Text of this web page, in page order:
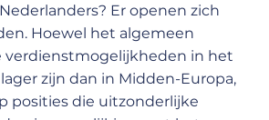
Er openen zich
Hoewel het algemeen
verdienstmogelijkheden in het
zijn dan in Midden-Europa,
posities die uitzonderlijke